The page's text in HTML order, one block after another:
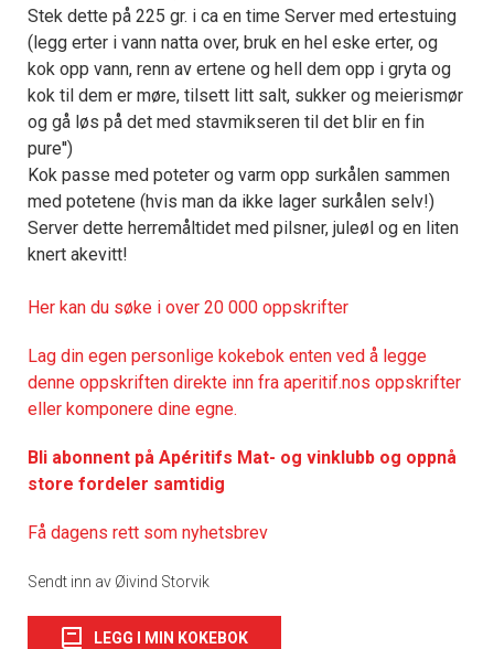
Stek dette på 225 gr. i ca en time Server med ertestuing
(legg erter i vann natta over, bruk en hel eske erter, og
kok opp vann, renn av ertene og hell dem opp i gryta og
kok til dem er møre, tilsett litt salt, sukker og meierismør
og gå løs på det med stavmikseren til det blir en fin
pure'')
Kok passe med poteter og varm opp surkålen sammen
med potetene (hvis man da ikke lager surkålen selv!)
Server dette herremåltidet med pilsner, juleøl og en liten
knert akevitt!
Her kan du søke i over 20 000 oppskrifter
Lag din egen personlige kokebok enten ved å legge
denne oppskriften direkte inn fra aperitif.nos oppskrifter
eller komponere dine egne.
Bli abonnent på Apéritifs Mat- og vinklubb og oppnå
store fordeler samtidig
Få dagens rett som nyhetsbrev
Sendt inn av Øivind Storvik
LEGG I MIN KOKEBOK